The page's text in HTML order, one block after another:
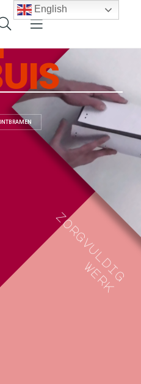
UIS
z
or
gvuldi
g
w
er
k
English